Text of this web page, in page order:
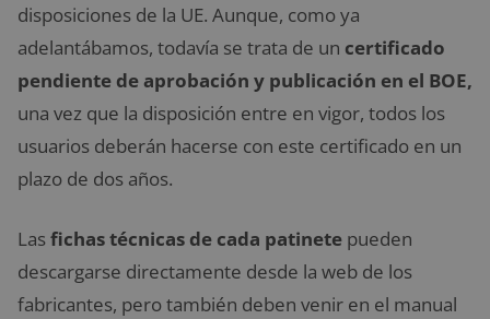
disposiciones de la UE. Aunque, como ya
adelantábamos, todavía se trata de un certificado
pendiente de aprobación y publicación en el BOE,
una vez que la disposición entre en vigor, todos los
usuarios deberán hacerse con este certificado en un
plazo de dos años.
Lasfichas técnicas de cada patinete pueden
descargarse directamente desde la web de los
fabricantes, pero también deben venir en el manual